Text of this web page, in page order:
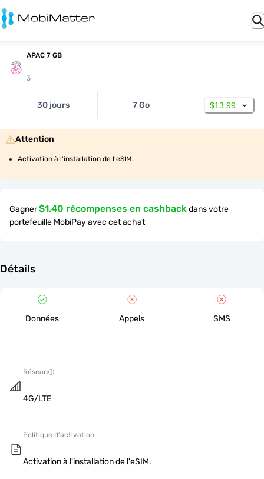
APAC 7 GB
3
30 jours 7 Go $13.99
Attention
Activation à l'installation de l'eSIM.
Gagner$1.40 récompenses en cashbackdans votre
portefeuille MobiPay avec cet achat
Détails
Données Appels SMS
Réseau
4G/LTE
Politique d'activation
Activation à l'installation de l'eSIM.